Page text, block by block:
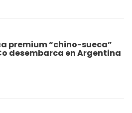
premium “chino-sueca”
desembarca en Argentina